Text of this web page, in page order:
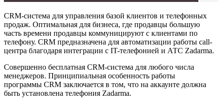
CRM-система для управления базой клиентов и телефонных
продаж. Оптимальная для бизнеса, где продавцы большую
часть времени продавцы коммуницируют с клиентами по
телефону. CRM предназначена для автоматизации работы call-
центра благодаря интеграции с IT-телефонией и АТС Zadarma.
Совершенно бесплатная CRM-система для любого числа
менеджеров. Принципиальная особенность работы
программы CRM заключается в том, что на аккаунте должна
быть установлена телефония Zadarma.